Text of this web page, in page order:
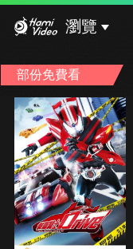
瀏覽
部份免費看